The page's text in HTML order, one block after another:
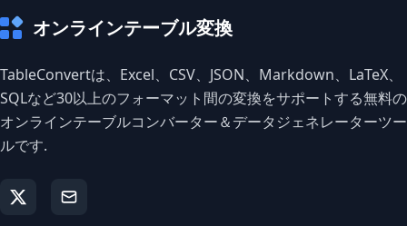
オンラインテーブル変換
TableConvertは、Excel、CSV、JSON、Markdown、LaTeX、
SQLなど30以上のフォーマット間の変換をサポートする無料の
オンラインテーブルコンバーター＆データジェネレーターツー
ルです.